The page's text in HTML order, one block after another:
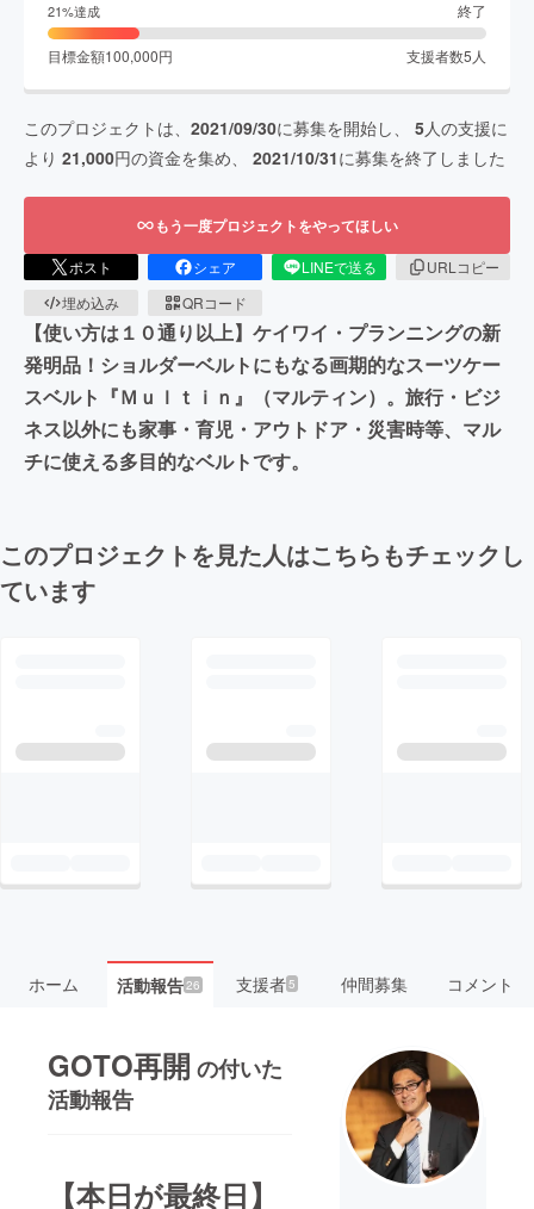
21%達成 終了
目標金額100,000円 支援者数5 人
このプロジェクトは、 2021/09/30に募集を開始し、 5人の支援に
より 21,000円の資金を集め、 2021/10/31に募集を終了しました
もう一度プロジェクトをやってほしい
ポスト シェア LINEで送る
URLコピー
埋め込み
QRコード
【使い方は１０通り以上】ケイワイ・プランニングの新
発明品！ショルダーベルトにもなる画期的なスーツケー
スベルト『Ｍｕｌｔｉｎ』（マルティン）。旅行・ビジ
ネス以外にも家事・育児・アウトドア・災害時等、マル
チに使える多目的なベルトです。
このプロジェクトを見た人はこちらもチェックし
ています
ホーム 活動報告26 支援者5 仲間募集 コメント
GOTO再開 の付いた
活動報告
【本日が最終日】